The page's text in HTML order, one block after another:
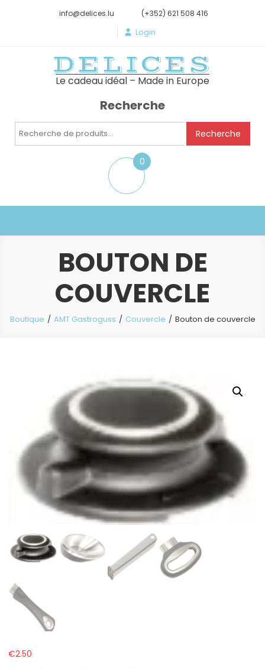
info@delices.lu (+352) 621 508 416
Login
DELICES
Le cadeau idéal – Made in Europe
Recherche
Recherche
Recherche
0
item
BOUTON DE
COUVERCLE
Boutique AMT Gastroguss Couvercle Bouton de couvercle
€2.50